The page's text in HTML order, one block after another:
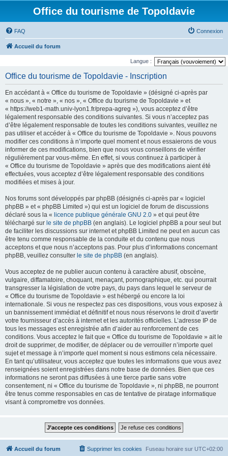
Office du tourisme de Topoldavie
FAQ Connexion
Accueil du forum
Langue :
Office du tourisme de Topoldavie - Inscription
En accédant à « Office du tourisme de Topoldavie » (désigné ci-après par
« nous », « notre », « nos », « Office du tourisme de Topoldavie » et
« https://web1-math.univ-lyon1.fr/prepa-agreg »), vous acceptez d’être
légalement responsable des conditions suivantes. Si vous n’acceptez pas
d’être légalement responsable de toutes les conditions suivantes, veuillez ne
pas utiliser et accéder à « Office du tourisme de Topoldavie ». Nous pouvons
modifier ces conditions à n’importe quel moment et nous essaierons de vous
informer de ces modifications, bien que nous vous conseillons de vérifier
régulièrement par vous-même. En effet, si vous continuez à participer à
« Office du tourisme de Topoldavie » après que des modifications aient été
effectuées, vous acceptez d’être légalement responsable des conditions
modifiées et mises à jour.
Nos forums sont développés par phpBB (désignés ci-après par « logiciel
phpBB » et « phpBB Limited ») qui est un logiciel de forum de discussions
déclaré sous la « licence publique générale GNU 2.0 » et qui peut être
téléchargé sur le site de phpBB (en anglais). Le logiciel phpBB a pour seul but
de faciliter les discussions sur internet et phpBB Limited ne peut en aucun cas
être tenu comme responsable de la conduite et du contenu que nous
acceptons et que nous n’acceptons pas. Pour plus d’informations concernant
phpBB, veuillez consulter le site de phpBB (en anglais).
Vous acceptez de ne publier aucun contenu à caractère abusif, obscène,
vulgaire, diffamatoire, choquant, menaçant, pornographique, etc. qui pourrait
transgresser la législation de votre pays, du pays dans lequel le serveur de
« Office du tourisme de Topoldavie » est hébergé ou encore la loi
internationale. Si vous ne respectez pas ces dispositions, vous vous exposez à
un bannissement immédiat et définitif et nous nous réservons le droit d’avertir
votre fournisseur d’accès à internet et les autorités officielles. L’adresse IP de
tous les messages est enregistrée afin d’aider au renforcement de ces
conditions. Vous acceptez le fait que « Office du tourisme de Topoldavie » ait le
droit de supprimer, de modifier, de déplacer ou de verrouiller n’importe quel
sujet et message à n’importe quel moment si nous estimons cela nécessaire.
En tant qu’utilisateur, vous acceptez que toutes les informations que vous avez
renseignées soient enregistrées dans notre base de données. Bien que ces
informations ne seront pas diffusées à une tierce partie sans votre
consentement, ni « Office du tourisme de Topoldavie », ni phpBB, ne pourront
être tenus comme responsables en cas de tentative de piratage informatique
visant à compromettre vos données.
Accueil du forum Fuseau horaire sur UTC+02:00
Supprimer les cookies